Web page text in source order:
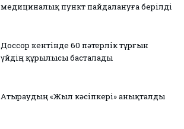
медициналық пункт пайдалануға берілді
Доссор кентінде 60 пәтерлік тұрғын
үйдің құрылысы басталады
Атыраудың «Жыл кәсіпкері» анықталды